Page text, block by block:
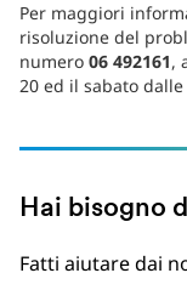
Per maggiori
risoluzione del
numero 06 492161,
20 ed il sabato dalle
Hai bisogno
Fatti aiutare dai